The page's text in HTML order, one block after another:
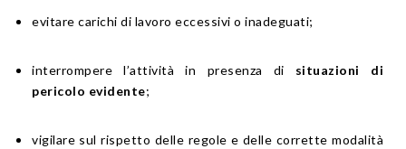
evitare carichi di lavoro eccessivi o inadeguati;
interrompere l’attività in presenza di situazioni di
pericolo evidente;
vigilare sul rispetto delle regole e delle corrette modalità